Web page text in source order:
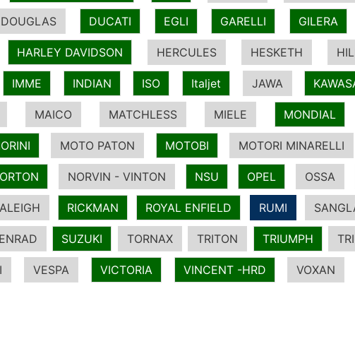
DOUGLAS DUCATI EGLI GARELLI GILERA
HARLEY DAVIDSON HERCULES HESKETH
IMME INDIAN ISO Italjet JAWA
MAICO MATCHLESS MIELE MONDIAL
MOTO PATON MOTOBI MOTORI MINARELLI
NORVIN - VINTON NSU OPEL OSSA
RICKMAN ROYAL ENFIELD RUMI
SUZUKI TORNAX TRITON TRIUMPH
VESPA VICTORIA VINCENT -HRD VOXAN